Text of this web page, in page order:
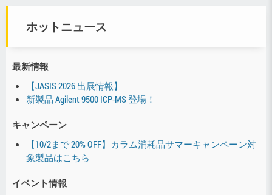
ホットニュース
最新情報
【JASIS 2026 出展情報】
新製品 Agilent 9500 ICP-MS 登場！
キャンペーン
【10/2まで 20% OFF】カラム消耗品サマーキャンペーン対
象製品はこちら
イベント情報